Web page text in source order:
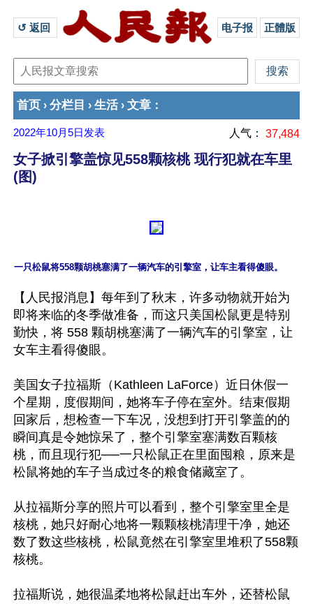
↺ 返回 电子报 正體版
首页 › 分栏目 › 生活 › 文章 ：
2022年10月5日 发表 人气： 37,484
女子掀引擎盖惊见558颗核桃 现行犯就在车里
(图)
【人民报消息】每年到了秋末，许多动物就开始为
即将来临的冬季做准备，而这只美国松鼠更是特别
勤快，将 558 颗胡桃塞满了一辆汽车的引擎室，让
女车主看得傻眼。
美国女子拉福斯（Kathleen LaForce）近日休假一
个星期，度假期间，她将车子停在室外。结束假期
回家后，想检查一下车况，没想到打开引擎盖的的
瞬间真是令她惊呆了，整个引擎室塞满数百颗核
桃，而且现行犯──一只松鼠正在里面囤粮，原来是
松鼠将她的车子当成过冬的粮食储藏室了。
从拉福斯分享的照片可以看到，整个引擎室里全是
核桃，她只好耐心地将一颗颗核桃清理干净，她还
数了数这些核桃，松鼠竟然在引擎室里堆积了558颗
核桃。
拉福斯说，她很温柔地将松鼠赶出车外，还替松鼠